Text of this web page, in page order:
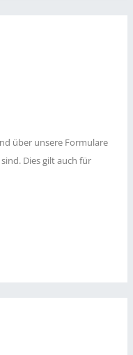
über unsere Formulare
Dies gilt auch für